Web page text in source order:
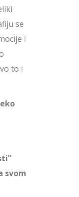
se
i
to i
svom